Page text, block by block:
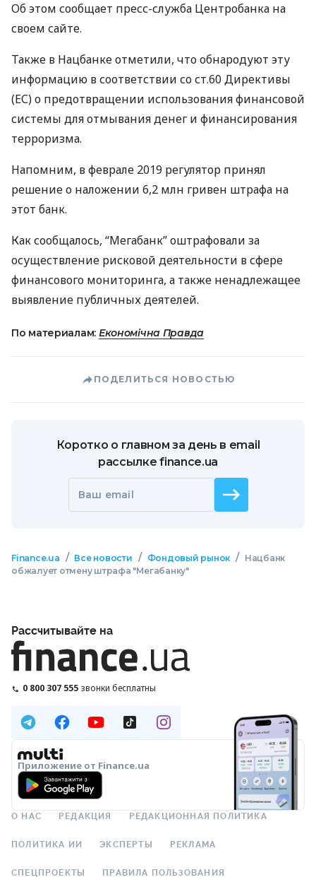
Об этом сообщает пресс-служба Центробанка на
своем сайте.
Также в Нацбанке отметили, что обнародуют эту
информацию в соответствии со ст.60 Директивы
(ЕС) о предотвращении использования финансовой
системы для отмывания денег и финансирования
терроризма.
Напомним, в феврале 2019 регулятор принял
решение о наложении 6,2 млн гривен штрафа на
этот банк.
Как сообщалось, “Мегабанк” оштрафовали за
осуществление рисковой деятельности в сфере
финансового мониторинга, а также ненадлежащее
выявление публичных деятелей.
По материалам: Економічна Правда
ПОДЕЛИТЬСЯ НОВОСТЬЮ
Коротко о главном за день в email
рассылке finance.ua
Ваш email
Finance.ua / Все новости / Фондовый рынок /
Нацбанк
обжалует отмену штрафа "Мегабанку"
Рассчитывайте на
0 800 307 555 звонки бесплатны
Приложение от Finance.ua
О НАС РЕДАКЦИЯ РЕДАКЦИОННАЯ ПОЛИТИКА
ПОЛИТИКА ИИ ЭКСПЕРТЫ РЕКЛАМА
СПЕЦПРОЕКТЫ ПРАВИЛА ПОЛЬЗОВАНИЯ